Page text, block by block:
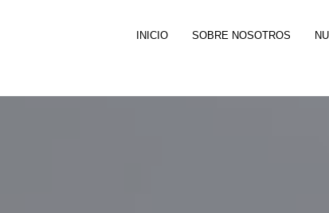
INICIO SOBRE NOSOTROS